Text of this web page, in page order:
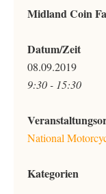
Midland Coin
Datum/Zeit
08.09.2019
9:30 - 15:30
National
Kategorien